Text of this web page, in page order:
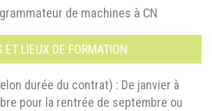
de machines à CN
ET LIEUX DE FORMATION
durée du contrat) : De janvier à
pour la rentrée de septembre ou